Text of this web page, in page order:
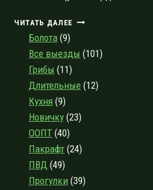
ЧИТАТЬ ДАЛЕЕ НЕТОРОПЛИВАЯ
ПОХОДНЫХ
Болота (9)
Все выезды (101)
Грибы (11)
Длительные (12)
Кухня (9)
Новичку (23)
ООПТ (40)
Пакрафт (24)
ПВД (49)
Прогулки (39)